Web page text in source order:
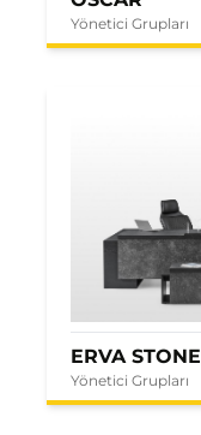
Yönetici Grupları
ERVA STONE
Yönetici Grupları